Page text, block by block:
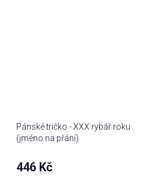
Pánské tričko - XXX rybář roku
(jméno na přání)
446 Kč